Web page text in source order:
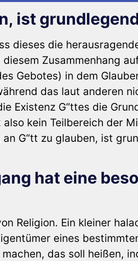
ist
dieses die
Zusammenhang
Gebotes) in dem
das laut anderen
Existenz G“ttes die
kein Teilbereich der
G“tt zu glauben, ist
hat eine
Religion. Ein kleiner
eines
das soll heißen,